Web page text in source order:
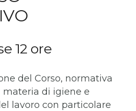
12 ore
del Corso, normativa
materia di igiene e
lavoro con particolare